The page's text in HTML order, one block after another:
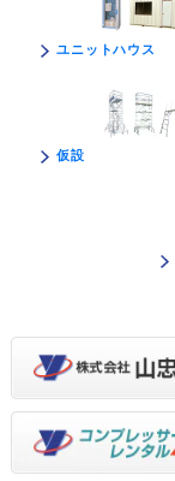
ユニットハウス
仮設